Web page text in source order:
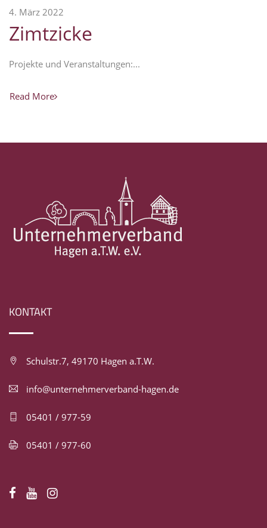
4. März 2022
Zimtzicke
Projekte und Veranstaltungen:...
Read More
KONTAKT
Schulstr.7, 49170 Hagen a.T.W.
info@unternehmerverband-hagen.de
05401 / 977-59
05401 / 977-60